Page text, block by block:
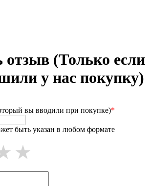
отзыв (Только если
у нас покупку)
вы вводили при покупке)*
быть указан в любом формате